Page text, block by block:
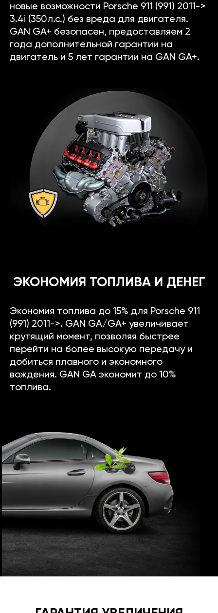
новые возможности Porsche 911 (991) 2011->
3.4i (350л.с.) без вреда для двигателя.
GAN GA+ безопасен, предоставляем 2
года дополнительной гарантии на
двигатель и 5 лет гарантии на GAN GA+.
ЭКОНОМИЯ ТОПЛИВА И ДЕНЕГ
Экономия топлива до 15% для Porsche 911
(991) 2011->. GAN GA/GA+ увеличивает
крутящий момент, позволяя быстрее
перейти на более высокую передачу и
добиться плавного и экономного
вождения. GAN GA экономит до 10%
топлива.